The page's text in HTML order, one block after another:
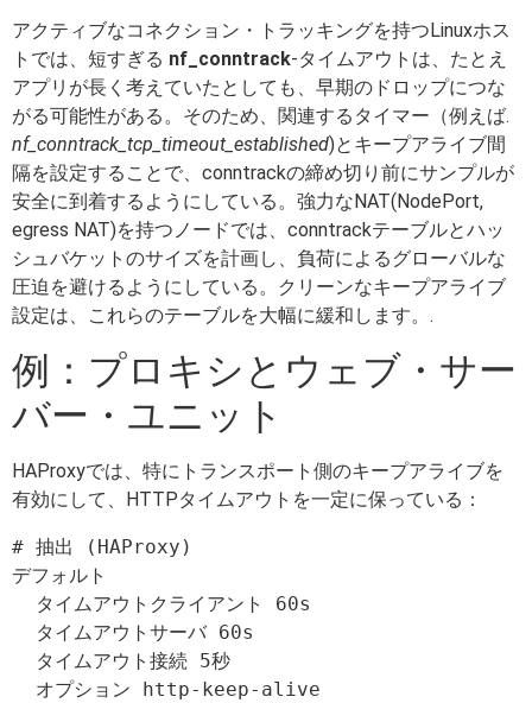
アクティブなコネクション・トラッキングを持つLinuxホス
トでは、短すぎる nf_conntrack-タイムアウトは、たとえ
アプリが長く考えていたとしても、早期のドロップにつな
がる可能性がある。そのため、関連するタイマー（例えば.
nf_conntrack_tcp_timeout_established)とキープアライブ間
隔を設定することで、conntrackの締め切り前にサンプルが
安全に到着するようにしている。強力なNAT(NodePort,
egress NAT)を持つノードでは、conntrackテーブルとハッ
シュバケットのサイズを計画し、負荷によるグローバルな
圧迫を避けるようにしている。クリーンなキープアライブ
設定は、これらのテーブルを大幅に緩和します。.
例：プロキシとウェブ・サー
バー・ユニット
HAProxyでは、特にトランスポート側のキープアライブを
有効にして、HTTPタイムアウトを一定に保っている：
# 抽出 (HAProxy)
デフォルト